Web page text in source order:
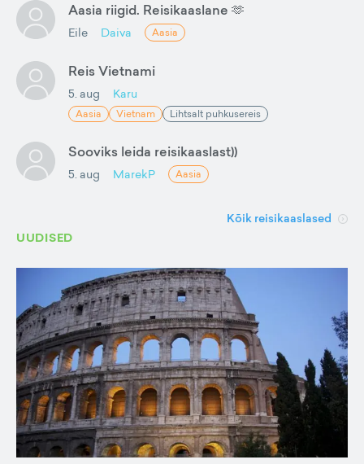
Aasia riigid. Reisikaaslane 🫶
Eile Daiva Aasia
Reis Vietnami
5. aug Karu
Aasia Vietnam Lihtsalt puhkusereis
Sooviks leida reisikaaslast))
5. aug MarekP Aasia
Kõik reisikaaslased
UUDISED